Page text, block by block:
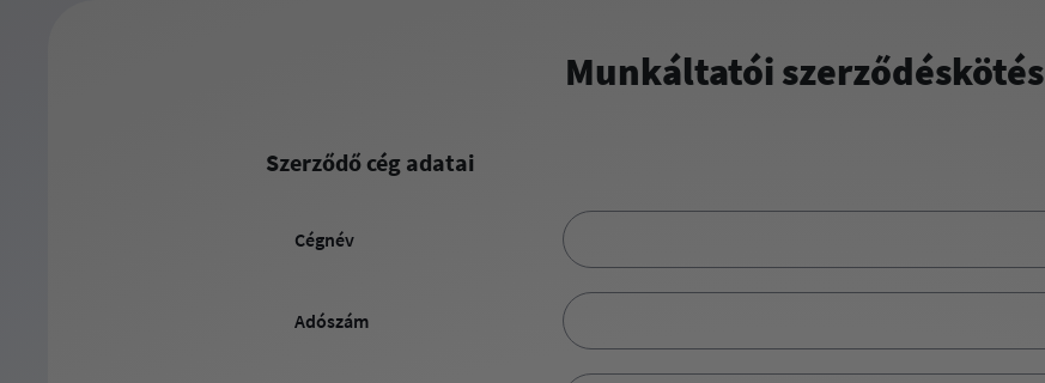
Munkáltatói szerződéskötés
Szerződő cég adatai
Cégnév
Adószám